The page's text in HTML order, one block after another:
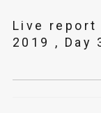
Live
2019 , Day